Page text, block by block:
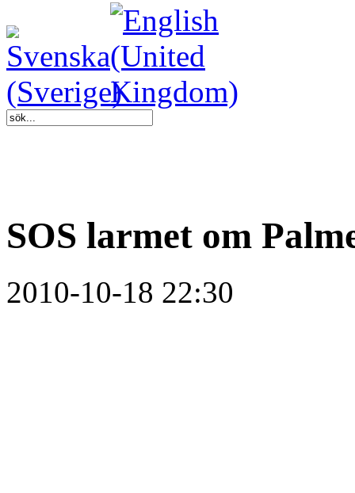
SOS larmet om
2010-10-18 22:30